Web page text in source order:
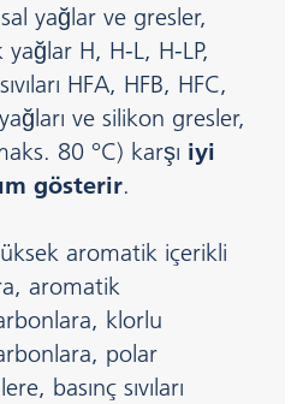
yağlar ve gresler,
yağlar H, H-L, H-LP,
HFA, HFB, HFC,
ve silikon gresler,
80 °C) karşı iyi
gösterir.
aromatik içerikli
aromatik
klorlu
polar
basınç sıvıları